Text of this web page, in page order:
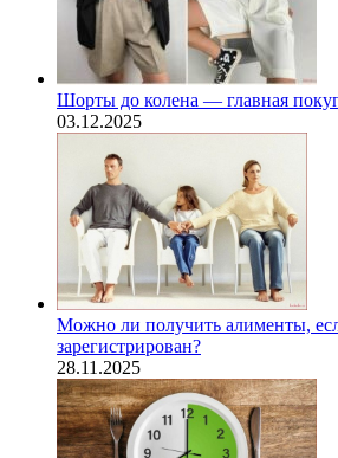
Шорты до колена — главная
03.12.2025
Можно ли получить алименты,
зарегистрирован?
28.11.2025